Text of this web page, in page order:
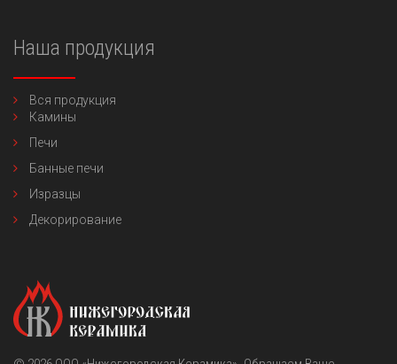
Наша продукция
Вся продукция
Камины
Печи
Банные печи
Изразцы
Декорирование